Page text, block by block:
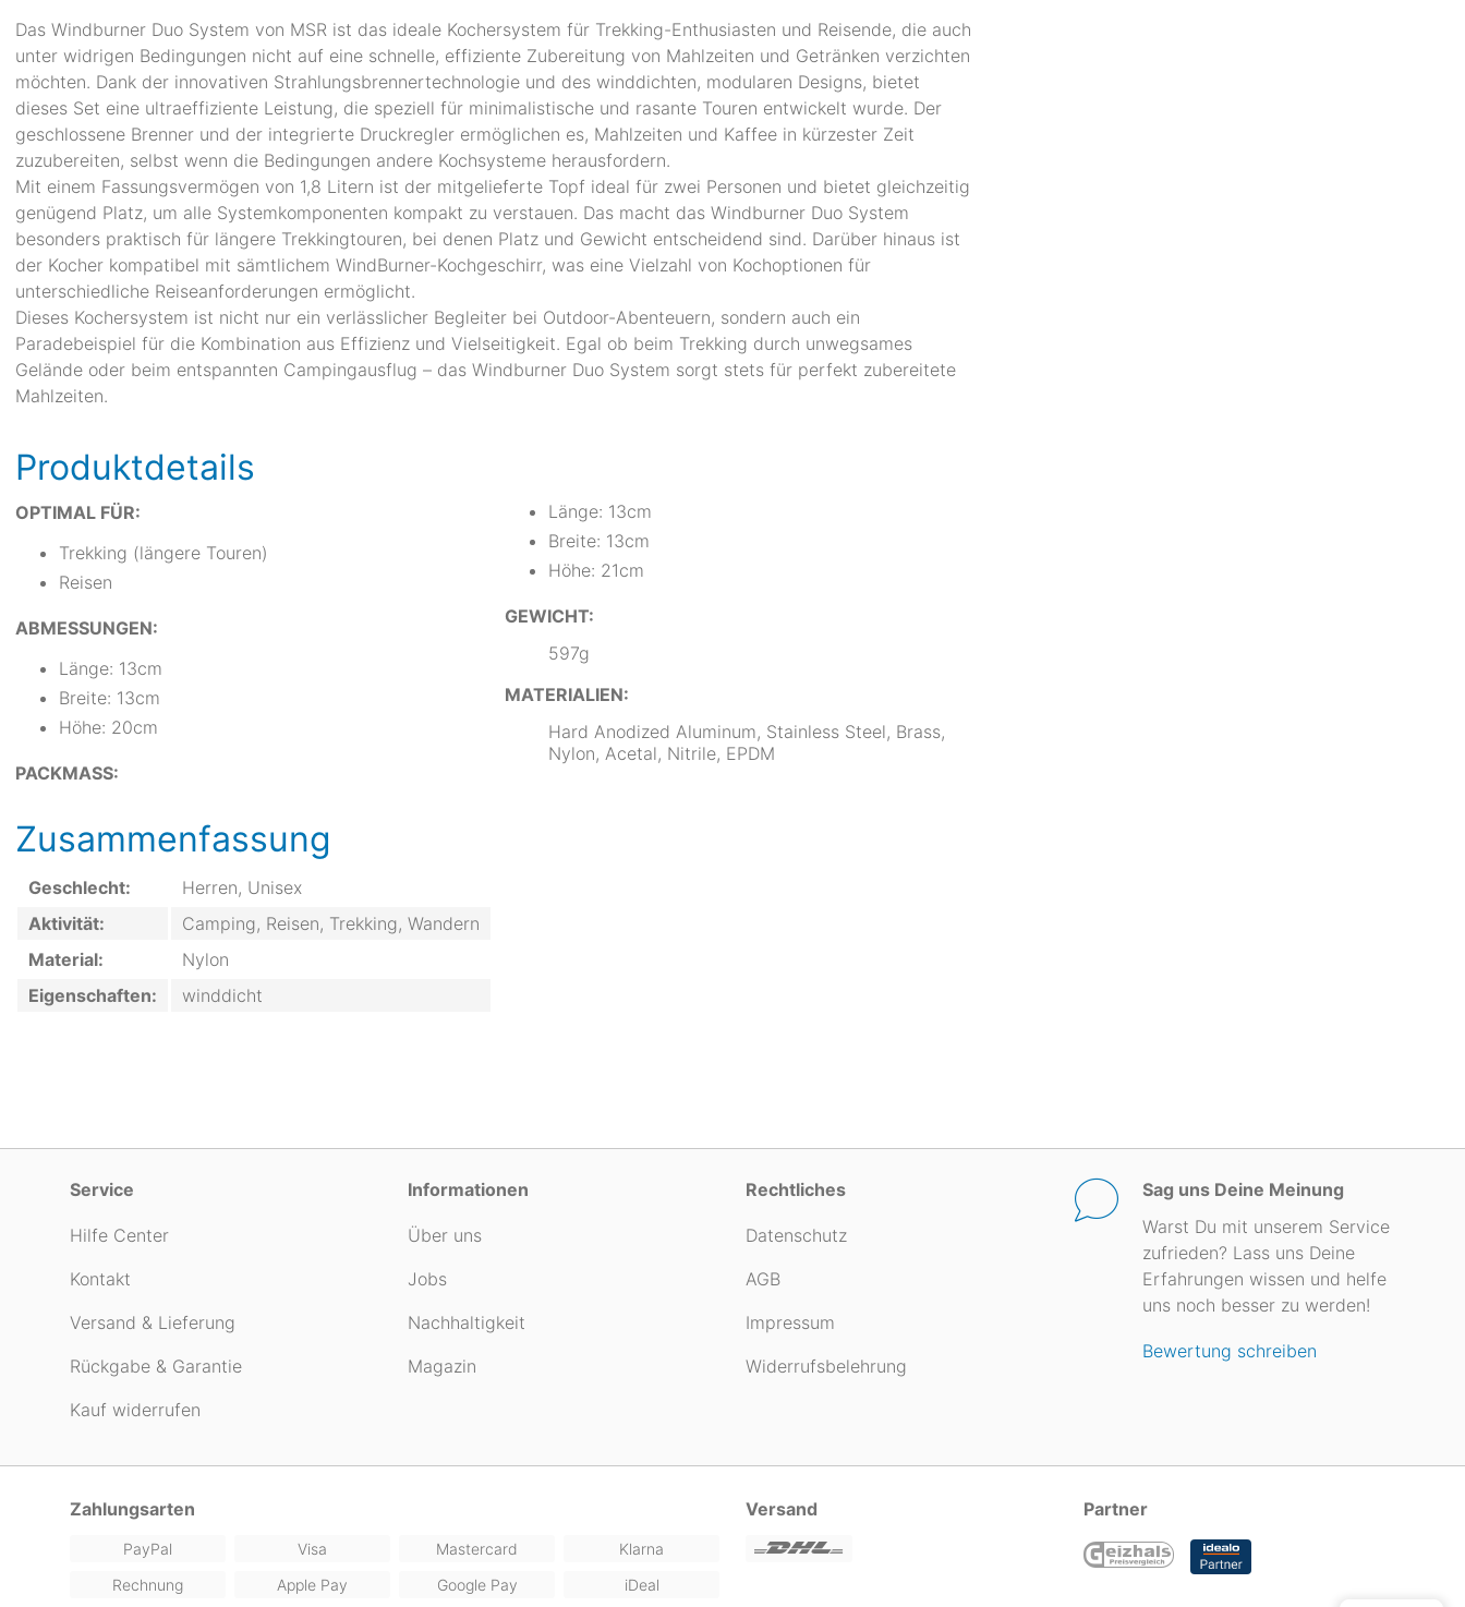
Das Windburner Duo System von MSR ist das ideale Kochersystem für Trekking-Enthusiasten und Reisende, die auch
unter widrigen Bedingungen nicht auf eine schnelle, effiziente Zubereitung von Mahlzeiten und Getränken verzichten
möchten. Dank der innovativen Strahlungsbrennertechnologie und des winddichten, modularen Designs, bietet
dieses Set eine ultraeffiziente Leistung, die speziell für minimalistische und rasante Touren entwickelt wurde. Der
geschlossene Brenner und der integrierte Druckregler ermöglichen es, Mahlzeiten und Kaffee in kürzester Zeit
zuzubereiten, selbst wenn die Bedingungen andere Kochsysteme herausfordern.
Mit einem Fassungsvermögen von 1,8 Litern ist der mitgelieferte Topf ideal für zwei Personen und bietet gleichzeitig
genügend Platz, um alle Systemkomponenten kompakt zu verstauen. Das macht das Windburner Duo System
besonders praktisch für längere Trekkingtouren, bei denen Platz und Gewicht entscheidend sind. Darüber hinaus ist
der Kocher kompatibel mit sämtlichem WindBurner-Kochgeschirr, was eine Vielzahl von Kochoptionen für
unterschiedliche Reiseanforderungen ermöglicht.
Dieses Kochersystem ist nicht nur ein verlässlicher Begleiter bei Outdoor-Abenteuern, sondern auch ein
Paradebeispiel für die Kombination aus Effizienz und Vielseitigkeit. Egal ob beim Trekking durch unwegsames
Gelände oder beim entspannten Campingausflug – das Windburner Duo System sorgt stets für perfekt zubereitete
Mahlzeiten.
Produktdetails
OPTIMAL FÜR:
Trekking (längere Touren)
Reisen
ABMESSUNGEN:
Länge: 13cm
Breite: 13cm
Höhe: 20cm
PACKMASS:
Länge: 13cm
Breite: 13cm
Höhe: 21cm
GEWICHT:
597g
MATERIALIEN:
Hard Anodized Aluminum, Stainless Steel, Brass,
Nylon, Acetal, Nitrile, EPDM
Zusammenfassung
Geschlecht:
Herren, Unisex
Aktivität:
Camping, Reisen, Trekking, Wandern
Material:
Nylon
Eigenschaften:
winddicht
Service
Hilfe Center
Kontakt
Versand & Lieferung
Rückgabe & Garantie
Kauf widerrufen
Informationen
Über uns
Jobs
Nachhaltigkeit
Magazin
Rechtliches
Datenschutz
AGB
Impressum
Widerrufsbelehrung
Sag uns Deine Meinung
Warst Du mit unserem Service
zufrieden? Lass uns Deine
Erfahrungen wissen und helfe
uns noch besser zu werden!
Bewertung schreiben
Zahlungsarten
PayPal Visa Mastercard
Klarna
Rechnung
Apple Pay Google Pay iDeal
Versand Partner